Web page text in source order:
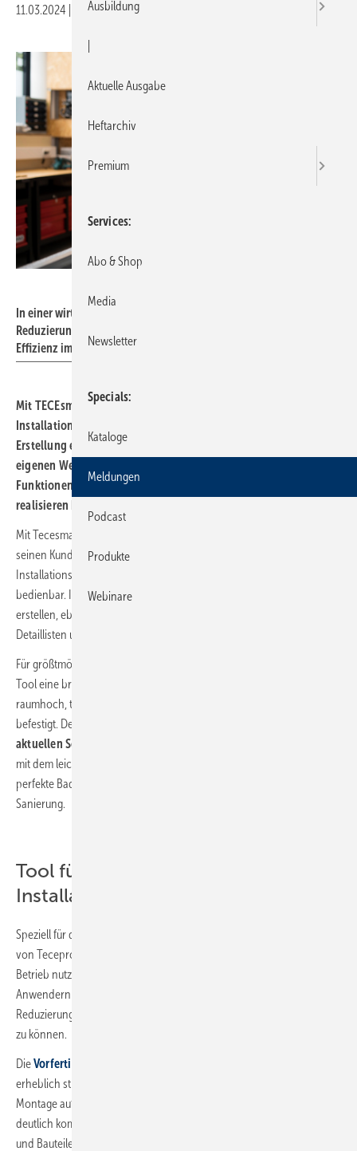
11.03.2024 Druckvorschau
In einer wirtschaftlichen Bewertung führt die Vorfertigung zu einer
Reduzierung von Rüstkosten und Wegzeiten und damit zu mehr
Effizienz im Arbeitsalltag.
Mit TECEsmartwall planen Profis ihre Teceprofil-
Installationswand schnell und unkompliziert. Egal ob zur
Erstellung einer Detailliste oder für die Vorfertigung in der
eigenen Werkstatt, der Konfigurator bietet eine Fülle an
Funktionen, mit denen Handwerker ihr Projekt passgenau
realisieren können.
Mit Tecesmartwall gibt der Sanitärexperte aus dem Münsterland
seinen Kunden ein komfortables Tool zur virtuellen Planung von
Installationswänden an die Hand. Die Software ist einfach und intuitiv
bedienbar. In wenigen Schritten lassen sich bemaßte Wandskizzen
erstellen, ebenso wie Ausschreibungsunterlagen, Angebote,
Detaillisten und genaue Kalkulationen.
Für größtmögliche Freiheit bei der Badgestaltung bietet das Online-
Tool eine breite Auswahl unterschiedlicher Wandtypen wie
raumhoch, teilhoch, mit Dachschräge sowie einseitig oder zweiseitig
befestigt. Der Konfigurator enthält stets
aktuellen Sortimentsliste inklusive Sonderlösungen.
mit dem leicht anwendbaren Online-Tool für jeden Grundriss das
perfekte Badezimmer planen – egal ob für den Neubau oder für die
Sanierung.
Tool für die Vorfertigung von
Installationswänden
Speziell für die Handwerker, die Tecesmartwall für die Konfiguration
von Teceprofil-Installationswänden zur Vorfertigung im eigenen
Betrieb nutzen, gibt es nun ein
Anwendern hilfreiche
Reduzierung der Tragwerksmaße, um später Bautoleranzen auffangen
zu können.
DieVorfertigung
erheblich stressfreier und einfacher und somit auch zügiger als die
Montage auf der Baustelle. Die räumlichen Verhältnisse sind meist
deutlich komfortabler. Außerdem liegen alle notwendigen Werkzeuge
und Bauteile griffbereit und müssen nicht einzeln zum Einsatzort
Ausbildung
Aktuelle Ausgabe
Heftarchiv
Premium
Services
Abo & Shop
Media
Newsletter
Specials
Kataloge
Meldungen
Podcast
Produkte
Webinare